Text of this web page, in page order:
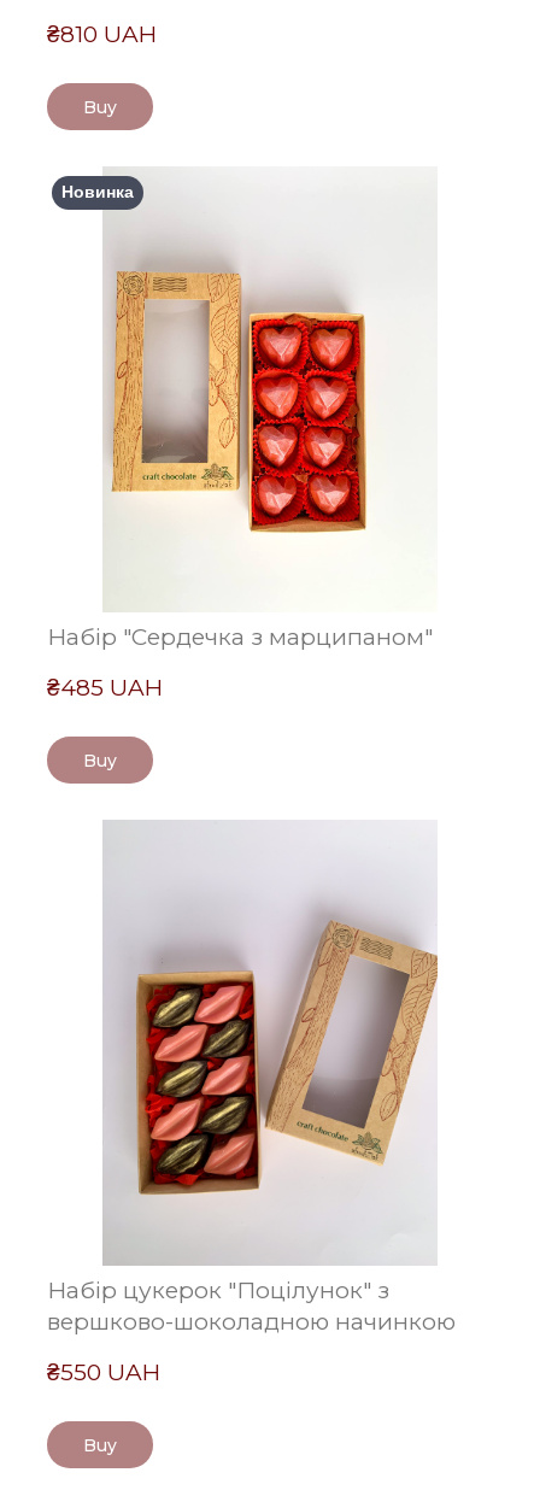
₴810 UAH
Buy
Новинка
Набір "Сердечка з марципаном"
₴485 UAH
Buy
Набір цукерок "Поцілунок" з
вершково-шоколадною начинкою
₴550 UAH
Buy